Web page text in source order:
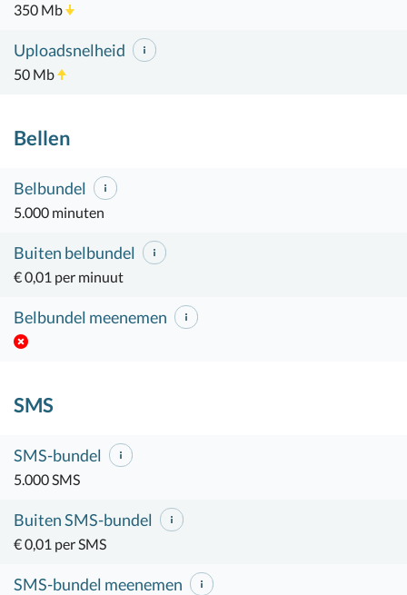
350 Mb
Uploadsnelheid
50 Mb
Bellen
Belbundel
5.000 minuten
Buiten belbundel
€ 0,01 per minuut
Belbundel meenemen
SMS
SMS-bundel
5.000 SMS
Buiten SMS-bundel
€ 0,01 per SMS
SMS-bundel meenemen